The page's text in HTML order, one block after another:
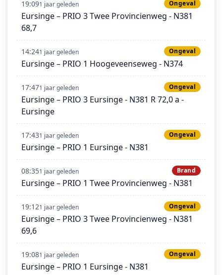
19:091 jaar geleden Ongeval
Eursinge – PRIO 3 Twee Provincienweg - N381
68,7
14:241 jaar geleden Ongeval
Eursinge – PRIO 1 Hoogeveenseweg - N374
17:471 jaar geleden Ongeval
Eursinge – PRIO 3 Eursinge - N381 R 72,0 a -
Eursinge
17:431 jaar geleden Ongeval
Eursinge – PRIO 1 Eursinge - N381
08:351 jaar geleden Brand
Eursinge – PRIO 1 Twee Provincienweg - N381
19:121 jaar geleden Ongeval
Eursinge – PRIO 3 Twee Provincienweg - N381
69,6
19:081 jaar geleden Ongeval
Eursinge – PRIO 1 Eursinge - N381